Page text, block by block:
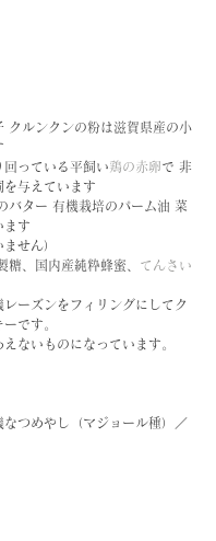
クルンクンの粉は滋賀県産の小
回っている平飼い鶏の赤卵 で 非
を与えています
バター 有機栽培のパーム油 菜
ます
せん）
糖、国内産純粋蜂蜜、 てんさい
ーズンをフィリングにしてク
です。
ないものになっています。
つめやし（マジョール種）／